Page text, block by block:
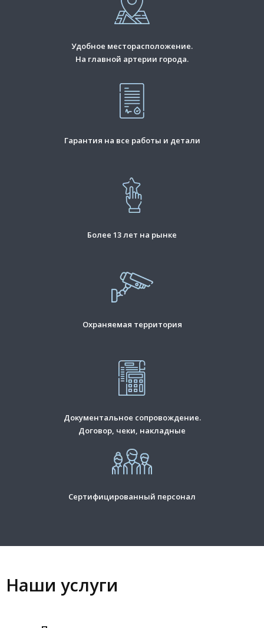
Удобное месторасположение.
На главной артерии города.
Гарантия на все работы и детали
Более 13 лет на рынке
Охраняемая территория
Документальное сопровождение.
Договор, чеки, накладные
Сертифицированный персонал
Наши услуги